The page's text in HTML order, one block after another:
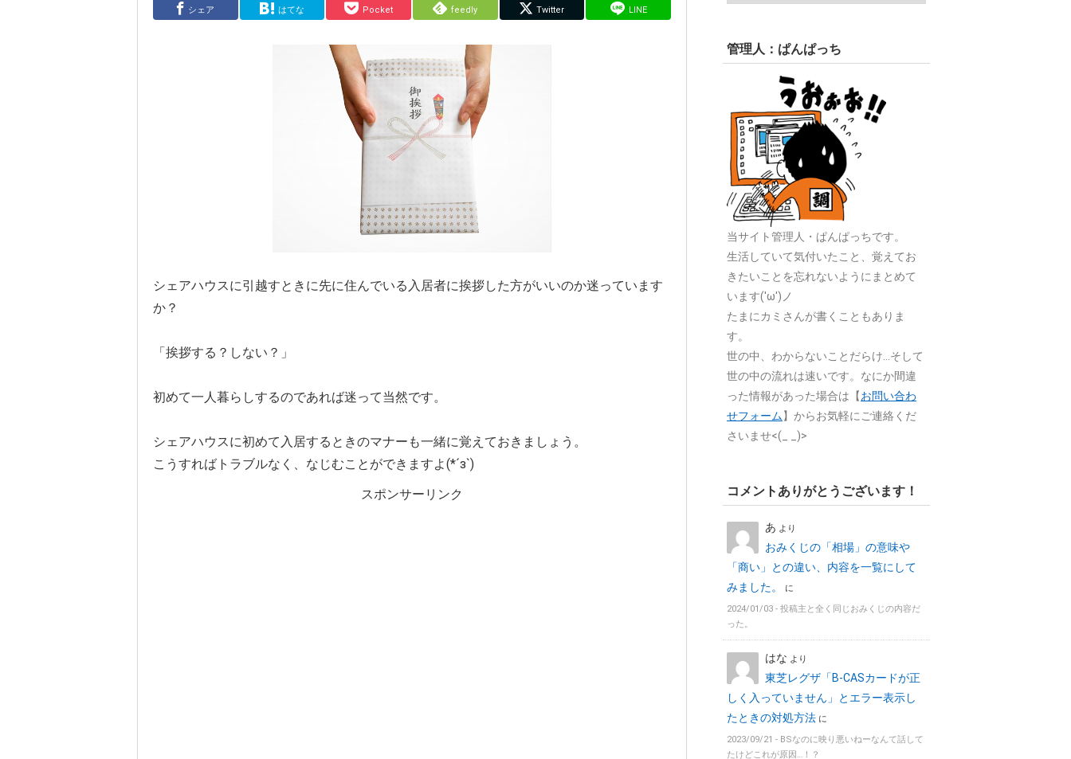
シェア はてな Pocket feedly Twitter LINE
シェアハウスに引越すときに先に住んでいる入居者に挨拶した方がいいのか迷っています
か？
「挨拶する？しない？」
初めて一人暮らしするのであれば迷って当然です。
シェアハウスに初めて入居するときのマナーも一緒に覚えておきましょう。
こうすればトラブルなく、なじむことができますよ(*´з`)
スポンサーリンク
管理人：ぱんぱっち
当サイト管理人・ぱんぱっちです。
生活していて気付いたこと、覚えてお
きたいことを忘れないようにまとめて
います('ω')ノ
たまにカミさんが書くこともありま
す。
世の中、わからないことだらけ…そして
世の中の流れは速いです。なにか間違
った情報があった場合は【お問い合わ
せフォーム】からお気軽にご連絡くだ
さいませ<(_ _)>
コメントありがとうございます！
あ より
おみくじの「相場」の意味や
「商い」との違い、内容を一覧にして
みました。
に
2024/01/03 - 投稿主と全く同じおみくじの内容だ
った。
はな より
東芝レグザ「B-CASカードが正
しく入っていません」とエラー表示し
たときの対処方法 に
2023/09/21 - BSなのに映り悪いねーなんて話して
たけどこれが原因…！？